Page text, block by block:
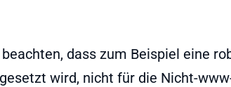
dass zum Beispiel eine
wird, nicht für die Nicht-